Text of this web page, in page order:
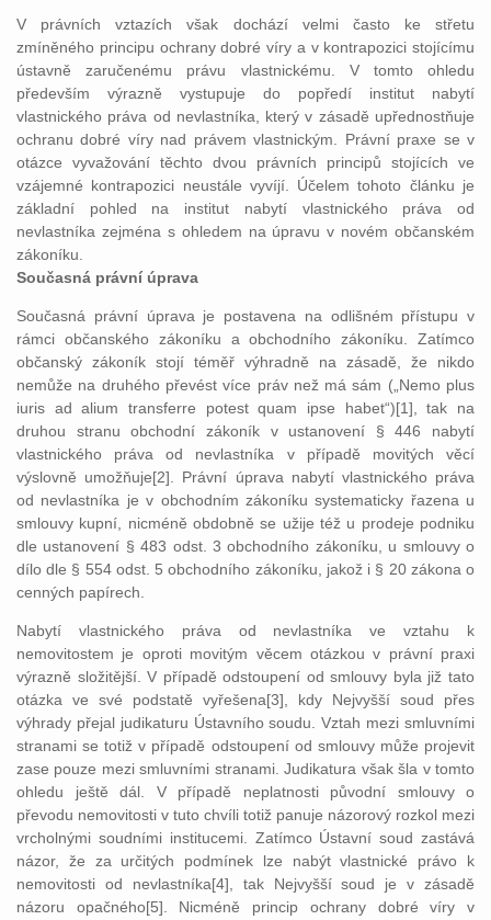
V právních vztazích však dochází velmi často ke střetu
zmíněného principu ochrany dobré víry a v kontrapozici stojícímu
ústavně zaručenému právu vlastnickému. V tomto ohledu
především výrazně vystupuje do popředí institut nabytí
vlastnického práva od nevlastníka, který v zásadě upřednostňuje
ochranu dobré víry nad právem vlastnickým. Právní praxe se v
otázce vyvažování těchto dvou právních principů stojících ve
vzájemné kontrapozici neustále vyvíjí. Účelem tohoto článku je
základní pohled na institut nabytí vlastnického práva od
nevlastníka zejména s ohledem na úpravu v novém občanském
zákoníku.
Současná právní úprava
Současná právní úprava je postavena na odlišném přístupu v
rámci občanského zákoníku a obchodního zákoníku. Zatímco
občanský zákoník stojí téměř výhradně na zásadě, že nikdo
nemůže na druhého převést více práv než má sám („Nemo plus
iuris ad alium transferre potest quam ipse habet“)[1], tak na
druhou stranu obchodní zákoník v ustanovení § 446 nabytí
vlastnického práva od nevlastníka v případě movitých věcí
výslovně umožňuje[2]. Právní úprava nabytí vlastnického práva
od nevlastníka je v obchodním zákoníku systematicky řazena u
smlouvy kupní, nicméně obdobně se užije též u prodeje podniku
dle ustanovení § 483 odst. 3 obchodního zákoníku, u smlouvy o
dílo dle § 554 odst. 5 obchodního zákoníku, jakož i § 20 zákona o
cenných papírech.
Nabytí vlastnického práva od nevlastníka ve vztahu k
nemovitostem je oproti movitým věcem otázkou v právní praxi
výrazně složitější. V případě odstoupení od smlouvy byla již tato
otázka ve své podstatě vyřešena[3], kdy Nejvyšší soud přes
výhrady přejal judikaturu Ústavního soudu. Vztah mezi smluvními
stranami se totiž v případě odstoupení od smlouvy může projevit
zase pouze mezi smluvními stranami. Judikatura však šla v tomto
ohledu ještě dál. V případě neplatnosti původní smlouvy o
převodu nemovitosti v tuto chvíli totiž panuje názorový rozkol mezi
vrcholnými soudními institucemi. Zatímco Ústavní soud zastává
názor, že za určitých podmínek lze nabýt vlastnické právo k
nemovitosti od nevlastníka[4], tak Nejvyšší soud je v zásadě
názoru opačného[5]. Nicméně princip ochrany dobré víry v